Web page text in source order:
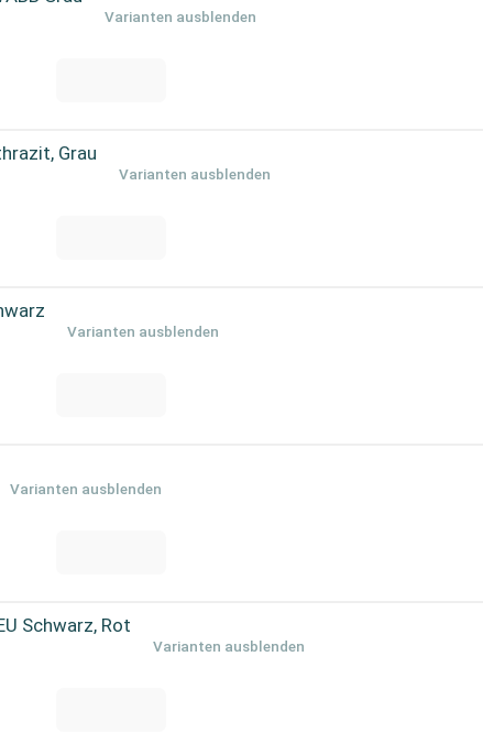
Varianten ausblenden
Grau
Varianten ausblenden
Varianten ausblenden
Varianten ausblenden
Schwarz, Rot
Varianten ausblenden